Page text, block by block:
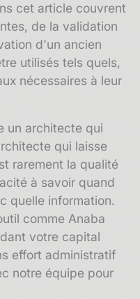
cet article couvrent
de la validation
d'un ancien
utilisés tels quels,
nécessaires à leur
un architecte qui
qui laisse
rarement la qualité
à savoir quand
quelle information.
comme Anaba
votre capital
effort administratif
notre équipe pour